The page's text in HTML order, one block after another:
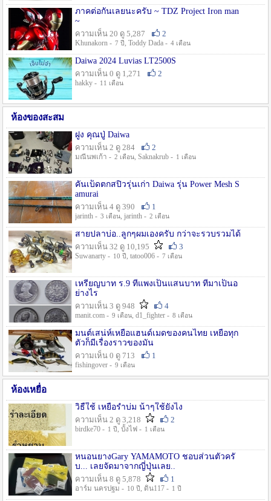
ภาคต่อกันเลยนะครับ ~ TDZ Project Iron man
~
ความเห็น 20 ดู 5,287
2
Khunakorn - 7 ปี , Toddy Dada - 4 เดือน
Daiwa 2024 Luvias LT2500S
ความเห็น 0 ดู 1,271
2
hakky - 11 เดือน
ห้องของสะสม
ฝูง คุณปู่ Daiwa
ความเห็น 2 ดู 284
2
มณีนพเก้า - 2 เดือน, Saknakrub - 1 เดือน
คันเบ็ดตกสปิ๋วรุ่นเก่า Daiwa รุ่น Power Mesh S
amurai
ความเห็น 4 ดู 390
1
jarinth - 3 เดือน, jarinth - 2 เดือน
สายปลาบ่อ..ลูกๆผมเองครับ กว่าจะรวบรวมได้
ความเห็น 32 ดู 10,195
3
Suwanarty - 10 ปี , tatoo006 - 7 เดือน
เหรียญบาท ร.9 ที่แพงเป็นแสนบาท ที่มาเป็นอ
ย่างไร
ความเห็น 3 ดู 948
4
manit.com - 9 เดือน, d1_fighter - 8 เดือน
มนต์เสน่ห์เหยื่อแฮนด์เมดของคนไทย เหยื่อทุก
ตัวก็มีเรื่องราวของมัน
ความเห็น 0 ดู 713
1
fishingover - 9 เดือน
ห้องเหยื่อ
วิธืใช้ เหยื่อรำบ่ม น้าๆใช้ยังไง
ความเห็น 2 ดู 3,218
2
birdke70 - 1 ปี , บั้งไฟ - 1 เดือน
หนอนยางGary YAMAMOTO ชอบส่วนตัวครั
บ... เลยจัดมาจากญี่ปุ่นเลย..
ความเห็น 8 ดู 5,878
1
อาร์ม นครปฐม - 10 ปี , ดิน117 - 1 ปี